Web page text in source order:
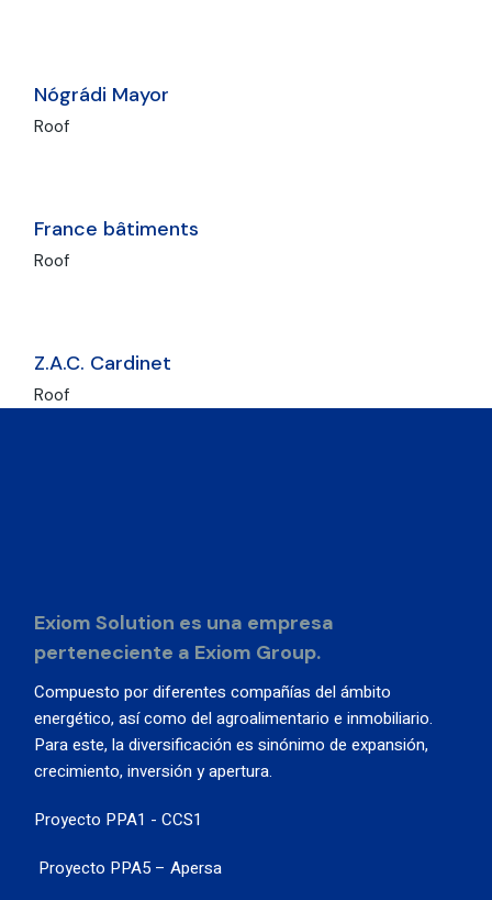
Nógrádi Mayor
Roof
France bâtiments
Roof
Z.A.C. Cardinet
Roof
Exiom Solution es una empresa
perteneciente a Exiom Group.
Compuesto por diferentes compañías del ámbito
energético, así como del agroalimentario e inmobiliario.
Para este, la diversificación es sinónimo de expansión,
crecimiento, inversión y apertura.
Proyecto PPA1 - CCS1
Proyecto PPA5 – Apersa